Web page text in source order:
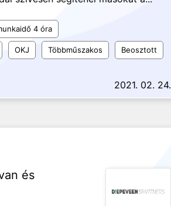
4 óra
OKJ Többműszakos Beosztott
2021. 02. 24.
és